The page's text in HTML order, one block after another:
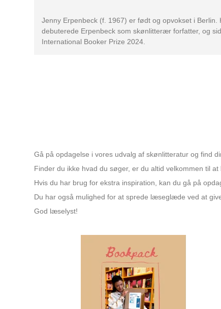
Jenny Erpenbeck (f. 1967) er født og opvokset i
debuterede Erpenbeck som skønlitterær forfatter, og
International Booker Prize 2024.
Gå på opdagelse i vores udvalg af skønlitteratur og find
Finder du ikke hvad du søger, er du altid velkommen til
Hvis du har brug for ekstra inspiration, kan du gå på
Du har også mulighed for at sprede læseglæde ved at
God læselyst!